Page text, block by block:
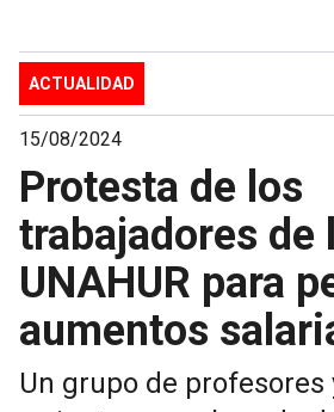
ACTUALIDAD
15/08/2024
Protesta de los
trabajadores de
UNAHUR para
aumentos
Un grupo de profesores